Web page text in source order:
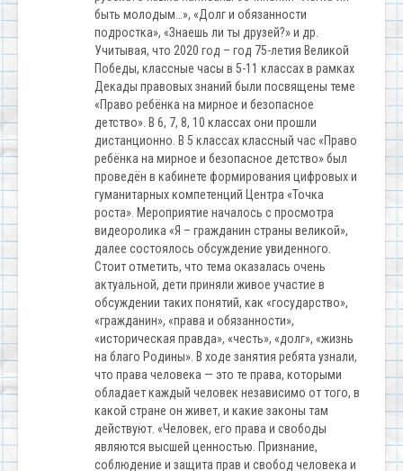
быть молодым…», «Долг и обязанности
подростка», «Знаешь ли ты друзей?» и др.
Учитывая, что 2020 год – год 75-летия Великой
Победы, классные часы в 5-11 классах в рамках
Декады правовых знаний были посвящены теме
«Право ребёнка на мирное и безопасное
детство». В 6, 7, 8, 10 классах они прошли
дистанционно. В 5 классах классный час «Право
ребёнка на мирное и безопасное детство» был
проведён в кабинете формирования цифровых и
гуманитарных компетенций Центра «Точка
роста». Мероприятие началось с просмотра
видеоролика «Я – гражданин страны великой»,
далее состоялось обсуждение увиденного.
Стоит отметить, что тема оказалась очень
актуальной, дети приняли живое участие в
обсуждении таких понятий, как «государство»,
«гражданин», «права и обязанности»,
«историческая правда», «честь», «долг», «жизнь
на благо Родины». В ходе занятия ребята узнали,
что права человека — это те права, которыми
обладает каждый человек независимо от того, в
какой стране он живет, и какие законы там
действуют. «Человек, его права и свободы
являются высшей ценностью. Признание,
соблюдение и защита прав и свобод человека и